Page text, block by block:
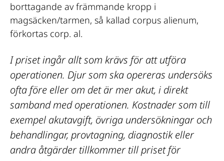
borttagande av främmande kropp i
magsäcken/tarmen, så kallad corpus alienum,
förkortas corp. al.
I priset ingår allt som krävs för att utföra
operationen. Djur som ska opereras undersöks
ofta före eller om det är mer akut, i direkt
samband med operationen. Kostnader som till
exempel akutavgift, övriga undersökningar och
behandlingar, provtagning, diagnostik eller
andra åtgärder tillkommer till priset för